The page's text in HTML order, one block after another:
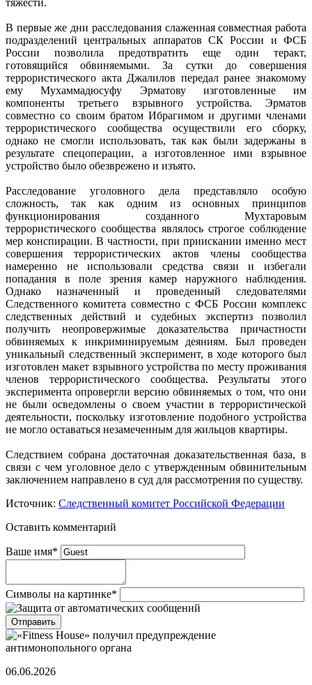
тяжести.
В первые же дни расследования слаженная совместная работа
подразделений центральных аппаратов СК России и ФСБ
России позволила предотвратить еще один теракт,
готовящийся обвиняемыми. За сутки до совершения
террористического акта Джалилов передал ранее знакомому
ему Мухаммадюсуфу Эрматову изготовленные им
компоненты третьего взрывного устройства. Эрматов
совместно со своим братом Ибрагимом и другими членами
террористического сообщества осуществили его сборку,
однако не смогли использовать, так как были задержаны в
результате спецоперации, а изготовленное ими взрывное
устройство было обезврежено и изъято.
Расследование уголовного дела представляло особую
сложность, так как одним из основных принципов
функционирования созданного Мухтаровым
террористического сообщества являлось строгое соблюдение
мер конспирации. В частности, при приискании именно мест
совершения террористических актов члены сообщества
намеренно не использовали средства связи и избегали
попадания в поле зрения камер наружного наблюдения.
Однако назначенный и проведенный следователями
Следственного комитета совместно с ФСБ России комплекс
следственных действий и судебных экспертиз позволил
получить неопровержимые доказательства причастности
обвиняемых к инкриминируемым деяниям. Был проведен
уникальный следственный эксперимент, в ходе которого был
изготовлен макет взрывного устройства по месту проживания
членов террористического сообщества. Результаты этого
эксперимента опровергли версию обвиняемых о том, что они
не были осведомлены о своем участии в террористической
деятельности, поскольку изготовление подобного устройства
не могло оставаться незамеченным для жильцов квартиры.
Следствием собрана достаточная доказательственная база, в
связи с чем уголовное дело с утвержденным обвинительным
заключением направлено в суд для рассмотрения по существу.
Источник: Следственный комитет Российской Федерации
Оставить комментарий
Ваше имя*
Символы на картинке*
06.06.2026